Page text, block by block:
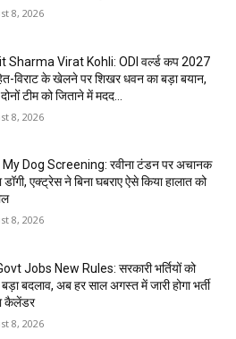
8, 2026
Sharma Virat Kohli: ODI वर्ल्ड कप 2027
विराट के खेलने पर शिखर धवन का बड़ा बयान,
टीम को जिताने में मदद...
8, 2026
Dog Screening: रवीना टंडन पर अचानक
एक्ट्रेस ने बिना घबराए ऐसे किया हालात को
8, 2026
Jobs New Rules: सरकारी भर्तियों को
बदलाव, अब हर साल अगस्त में जारी होगा भर्ती
कैलेंडर
8, 2026